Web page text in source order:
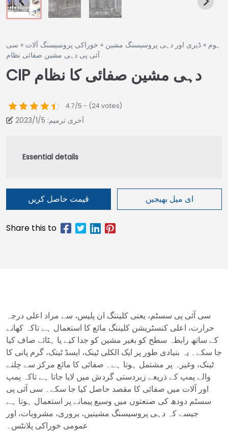
ہوم » ڈیری اور دہی پروسیسنگ مشین » خوراکی پروسیسنگ آلات » سی
آئی پی دہی مشین صفائی نظام
CIP دہی مشین صفائی کا نظام
4.7/5 - (24 votes)
آخری ترمیم: 2023/1/5
قیمت حاصل کریں ای میل بھیجیں
سی آئی پی سسٹم، یعنی کلیننگ ان پلیس، سے مراد اعلی درجہ
حرارت، اعلی کنسٹریشن کلیننگ مائع کا استعمال ہے تاکہ کھانے
کے ساتھ رابطہ سطح کو بغیر مشین کو جدا کیے یا ہٹائے صاف کیا
جا سکے۔ یہ بنیادی طور پر ایک الکلی ٹینک، ایسڈ ٹینک، گرم پانی کا
ٹینک، وغیرہ پر مشتمل ہوتا ہے۔ صفائی کا مائع مرکز سے چلنے
والے پمپ کے ذریعے زبردستی گردش میں لایا جاتا ہے تاکہ پمپ
اور آلات میں صفائی کا مقصد حاصل کیا جا سکے۔ سی آئی پی
سسٹم دودھ کی صنعتوں میں وسیع پیمانے پر استعمال ہوتا ہے
جیسے کہ دہی پروسیسنگ مشینیں، بروری، مشروبات، اور
عمومی خوراکی پلانٹس۔